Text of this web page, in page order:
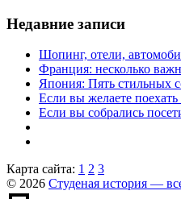
Недавние записи
Шопинг, отели,
Франция: несколько
Япония: Пять стильных
Если вы желаете
Если вы собрались
Карта сайта: 1 2 3
© 2026 Студеная история —